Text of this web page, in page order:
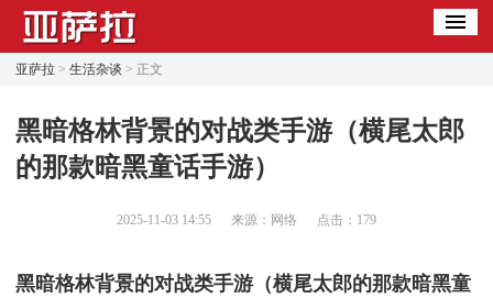
亚萨拉> 生活杂谈 > 正文
​黑暗格林背景的对战类手游（横尾太郎
的那款暗黑童话手游）
2025-11-03 14:55 来源：网络 点击： 179
黑暗格林背景的对战类手游（横尾太郎的那款暗黑童